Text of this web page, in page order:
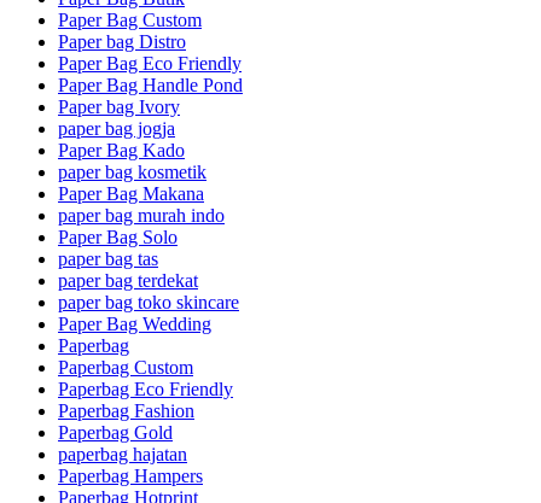
Paper Bag Custom
Paper bag Distro
Paper Bag Eco Friendly
Paper Bag Handle Pond
Paper bag Ivory
paper bag jogja
Paper Bag Kado
paper bag kosmetik
Paper Bag Makana
paper bag murah indo
Paper Bag Solo
paper bag tas
paper bag terdekat
paper bag toko skincare
Paper Bag Wedding
Paperbag
Paperbag Custom
Paperbag Eco Friendly
Paperbag Fashion
Paperbag Gold
paperbag hajatan
Paperbag Hampers
Paperbag Hotprint